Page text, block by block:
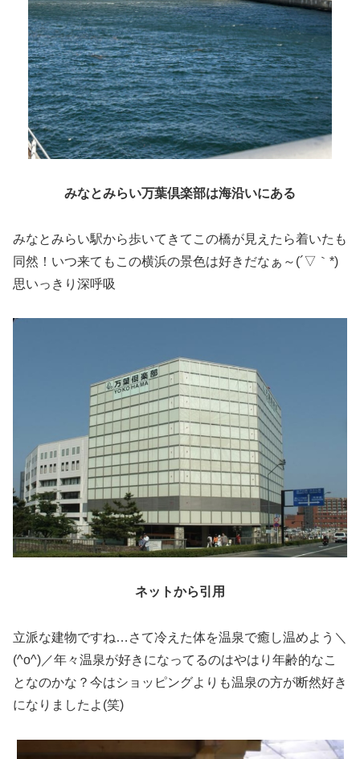
みなとみらい万葉倶楽部は海沿いにある
みなとみらい駅から歩いてきてこの橋が見えたら着いたも
同然！いつ来てもこの横浜の景色は好きだなぁ～(´▽｀*)
思いっきり深呼吸
ネットから引用
立派な建物ですね…さて冷えた体を温泉で癒し温めよう＼
(^o^)／年々温泉が好きになってるのはやはり年齢的なこ
となのかな？今はショッピングよりも温泉の方が断然好き
になりましたよ(笑)